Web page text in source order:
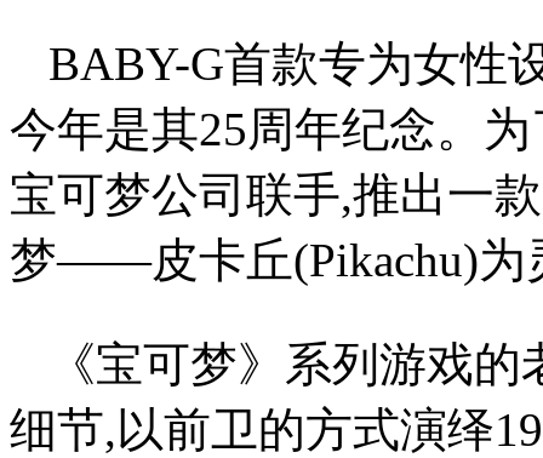
BABY-G首款专为女性
今年是其25周年纪念。
宝可梦公司联手,推出一
梦——皮卡丘(Pikachu)为
《宝可梦》系列游戏
细节,以前卫的方式演绎